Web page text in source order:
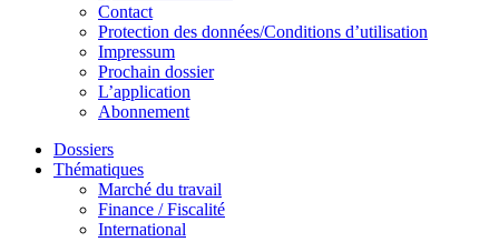
Contact
Protection des données/Conditions d’utilisation
Impressum
Prochain dossier
L’application
Abonnement
Dossiers
Thématiques
Marché du travail
Finance / Fiscalité
International